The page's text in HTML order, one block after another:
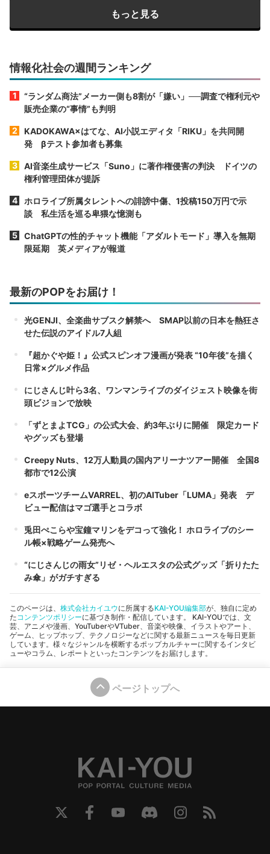
もっと見る
情報化社会の週間ランキング
“ランダム商法”メーカー側も8割が「嫌い」──調査で権利元や
販売企業の“事情”も判明
KADOKAWA×はてな、AI小説エディタ「RIKU」を共同開
発 βテスト参加者も募集
AI音楽生成サービス「Suno」に著作権侵害の判決 ドイツの
権利管理団体が提訴
ホロライブ所属タレントへの誹謗中傷、1投稿150万円で示
談 私生活を巡る卑猥な憶測も
ChatGPTの性的チャット機能「アダルトモード」導入を無期
限延期 英メディアが報道
最新のPOPをお届け！
光GENJI、全楽曲サブスク解禁へ SMAP以前の日本を熱狂さ
せた伝説のアイドル7人組
『超かぐや姫！』公式スピンオフ漫画が発表 “10年後”を描く
日常×グルメ作品
にじさんじ叶ら3名、ワンマンライブのダイジェスト映像を街
頭ビジョンで放映
「ずとまよTCG」の公式大会、約3年ぶりに開催 限定カード
やグッズも登場
Creepy Nuts、12万人動員の国内アリーナツアー開催 全国8
都市で12公演
eスポーツチームVARREL、初のAITuber「LUMA」発表 デ
ビュー配信はマゴ選手とコラボ
兎田ぺこらや宝鐘マリンをデコって強化！ ホロライブのシー
ル帳×戦略ゲーム発売へ
“にじさんじの雨女”リゼ・ヘルエスタの公式グッズ「折りたた
み傘」がガチすぎる
このページは、 株式会社カイユウに所属するKAI-YOU編集部が、独自に定め
た コンテンツポリシーに基づき制作・配信しています。 KAI-YOUでは、文
芸、アニメや漫画、YouTuberやVTuber、音楽や映像、イラストやアート、
ゲーム、ヒップホップ、テクノロジーなどに関する最新ニュースを毎日更新
しています。様々なジャンルを横断するポップカルチャーに関するインタビ
ューやコラム、レポートといったコンテンツをお届けします。
ページトップへ